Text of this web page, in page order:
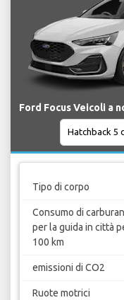
Ford Focus Veicoli a
Tipo di corpo
Consumo di
per la guida in città
100 km
emissioni di CO2
Ruote motrici